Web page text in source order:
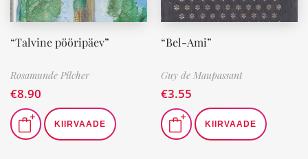
“Talvine pööripäev”
Rosamunde Pilcher
€8.90
KIIRVAADE
“Bel-Ami”
Guy de Maupassant
€3.55
KIIRVAADE